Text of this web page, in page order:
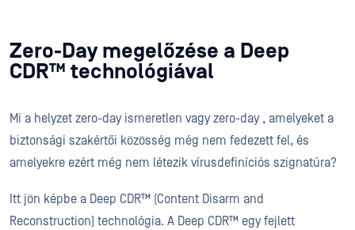
Zero-Day megelőzése a Deep
CDR™ technológiával
Mi a helyzet zero-day ismeretlen vagy zero-day , amelyeket a
biztonsági szakértői közösség még nem fedezett fel, és
amelyekre ezért még nem létezik vírusdefiníciós szignatúra?
Itt jön képbe a Deep CDR™ (Content Disarm and
Reconstruction) technológia. A Deep CDR™ egy fejlett